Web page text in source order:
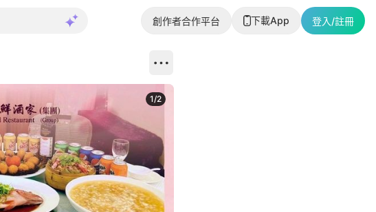
創作者合作平台 下載App 登入/註冊
1/2